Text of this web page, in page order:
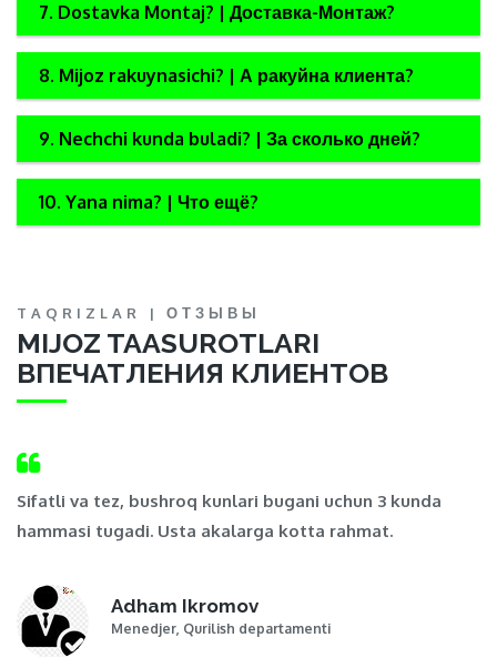
7. Dostavka Montaj? | Доставка-Монтаж?
8. Mijoz rakuynasichi? | А ракуйна клиента?
9. Nechchi kunda buladi? | За сколько дней?
10. Yana nima? | Что ещё?
TAQRIZLAR | ОТЗЫВЫ
MIJOZ TAASUROTLARI
ВПЕЧАТЛЕНИЯ КЛИЕНТОВ
Sifatli va tez, bushroq kunlari bugani uchun 3 kunda
hammasi tugadi. Usta akalarga kotta rahmat.
Adham Ikromov
Menedjer, Qurilish departamenti